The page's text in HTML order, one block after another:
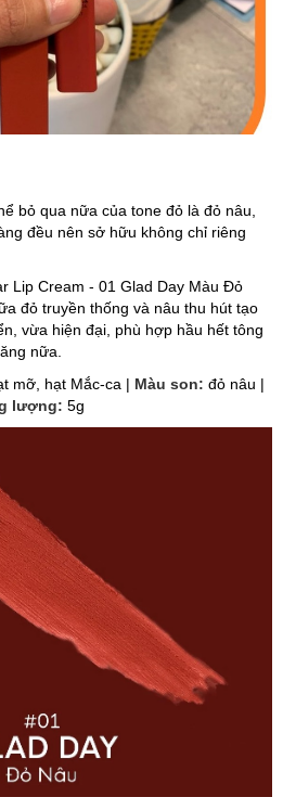
bỏ qua nữa của tone đỏ là đỏ nâu,
đều nên sở hữu không chỉ riêng
Lip Cream - 01 Glad Day Màu Đỏ
đỏ truyền thống và nâu thu hút tạo
vừa hiện đại, phù hợp hầu hết tông
nữa.
mỡ, hạt Mắc-ca | Màu son: đỏ nâu |
lượng: 5g